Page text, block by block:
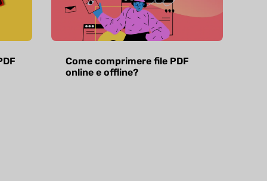
Come comprimere file PDF
online e offline?